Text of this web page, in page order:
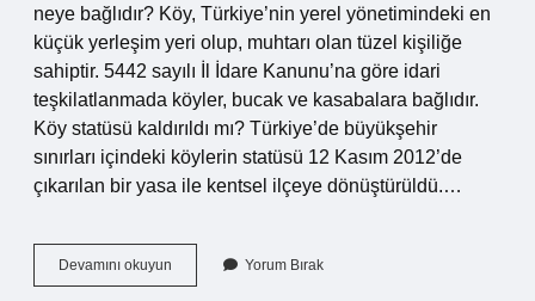
neye bağlıdır? Köy, Türkiye’nin yerel yönetimindeki en
küçük yerleşim yeri olup, muhtarı olan tüzel kişiliğe
sahiptir. 5442 sayılı İl İdare Kanunu’na göre idari
teşkilatlanmada köyler, bucak ve kasabalara bağlıdır.
Köy statüsü kaldırıldı mı? Türkiye’de büyükşehir
sınırları içindeki köylerin statüsü 12 Kasım 2012’de
çıkarılan bir yasa ile kentsel ilçeye dönüştürüldü.…
Devamını okuyun Büyükşehir
Olunca
Yorum Bırak